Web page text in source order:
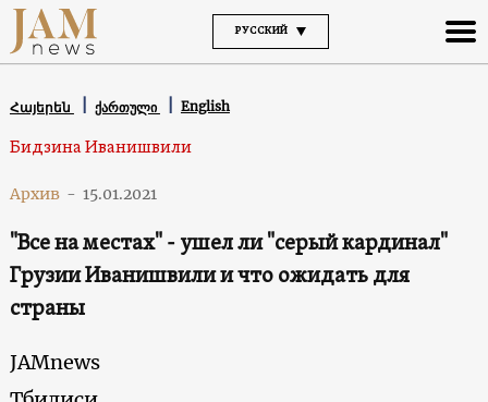
РУССКИЙ
Հայերեն ქართული English
Бидзина Иванишвили
Архив - 15.01.2021
"Все на местах" - ушел ли "серый кардинал"
Грузии Иванишвили и что ожидать для
страны
JAMnews